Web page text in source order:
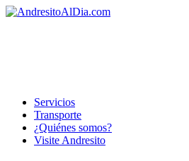
Servicios
Transporte
¿Quiénes somos?
Visite Andresito